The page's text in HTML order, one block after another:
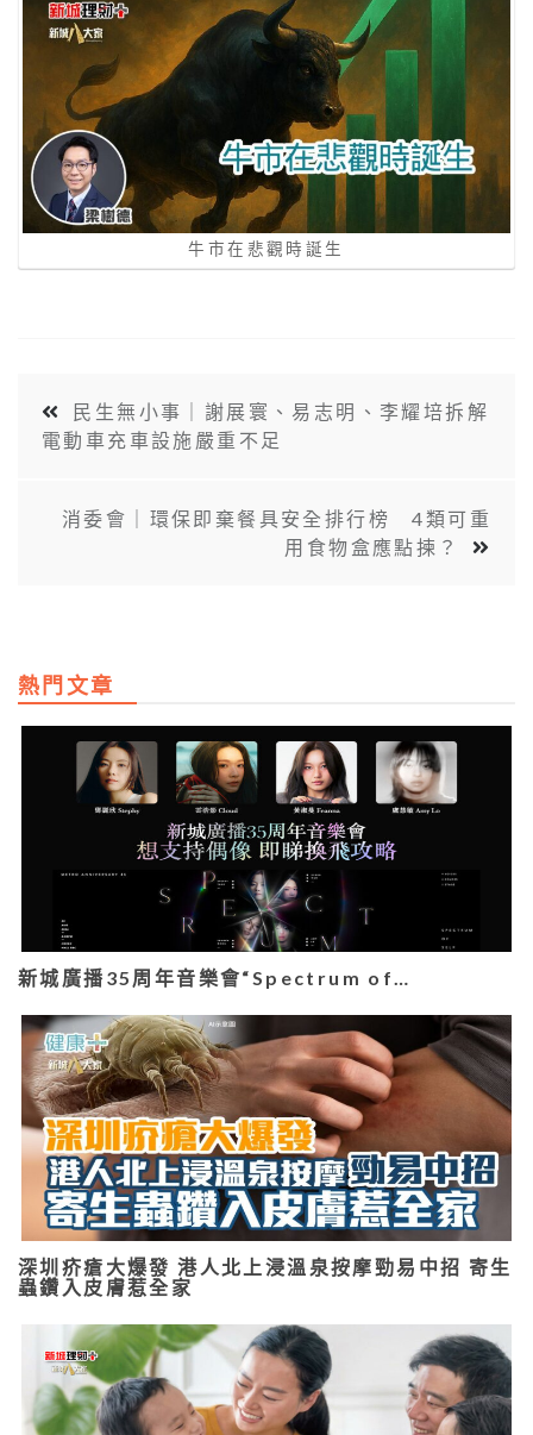
牛市在悲觀時誕生
民生無小事｜謝展寰、易志明、李耀培拆解
電動車充車設施嚴重不足
消委會｜環保即棄餐具安全排行榜 4類可重
用食物盒應點揀？
熱門文章
新城廣播35周年音樂會“Spectrum of…
深圳疥瘡大爆發 港人北上浸溫泉按摩勁易中招 寄生
蟲鑽入皮膚惹全家